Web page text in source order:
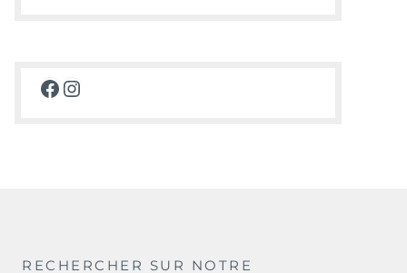
Facebook
Instagram
RECHERCHER SUR NOTRE